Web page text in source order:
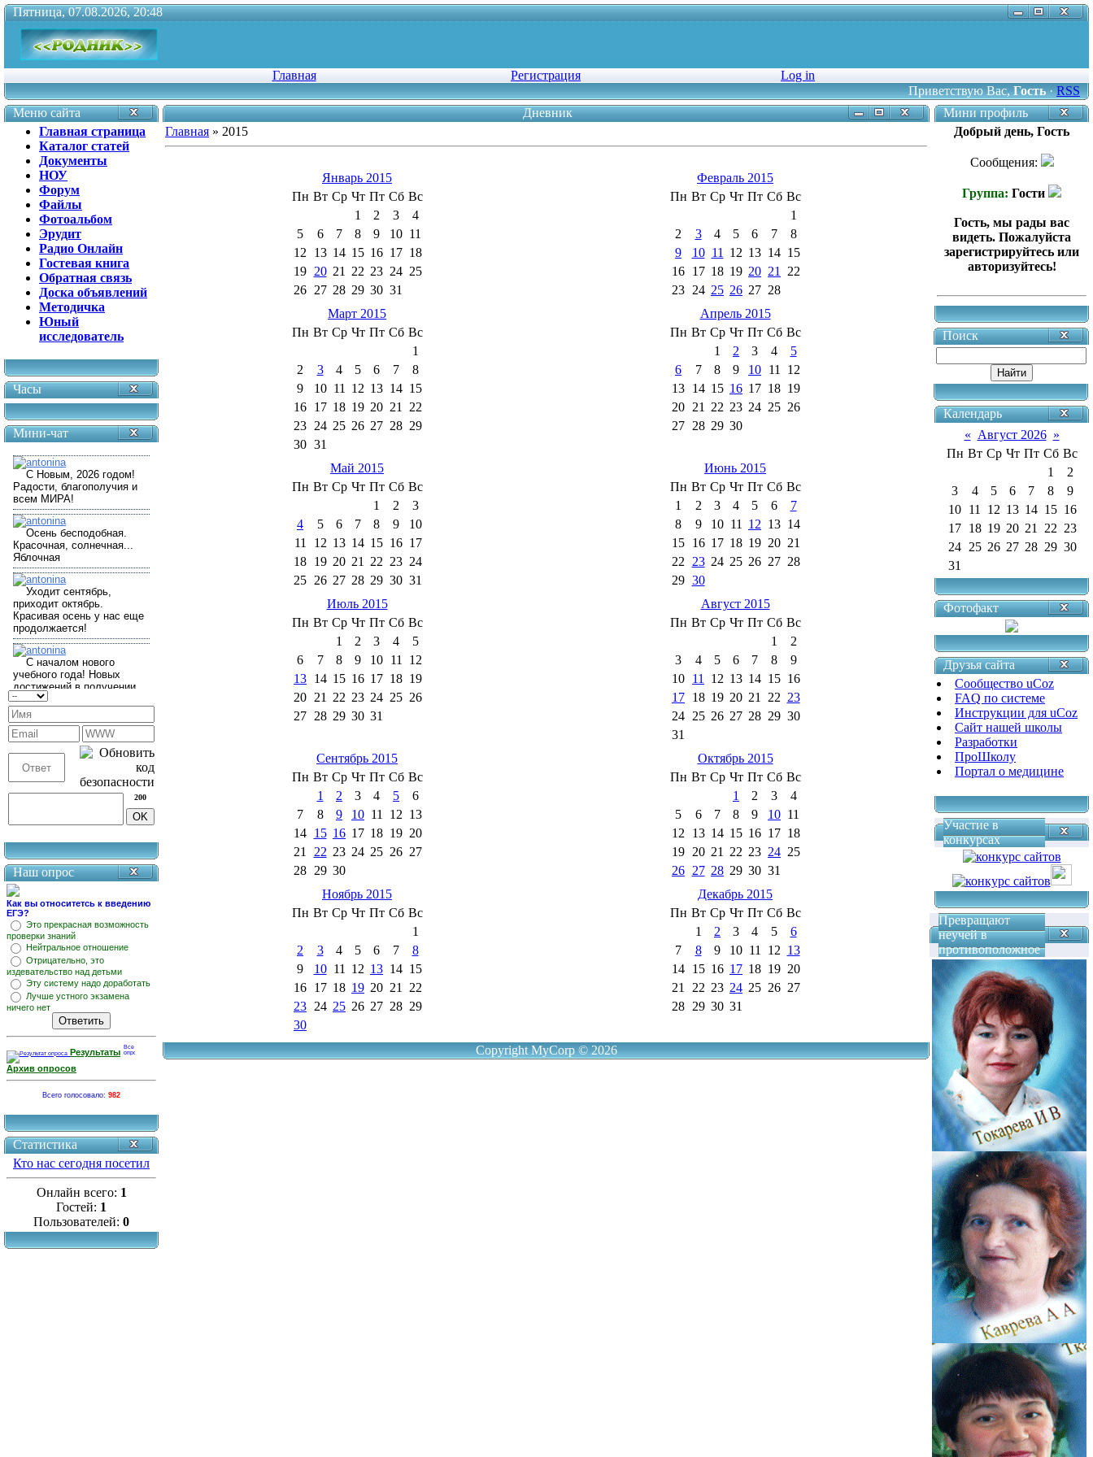
Пятница, 07.08.2026, 20:48
Главная Регистрация
Log in
Приветствую Вас,Гость·RSS
Меню сайта
Главная страница
Каталог статей
Документы
НОУ
Форум
Файлы
Фотоальбом
Эрудит
Радио Онлайн
Гостевая книга
Обратная связь
Доска объявлений
Методичка
Юный
исследователь
Часы
Мини-чат
200
Наш опрос
Как вы относитетсь к введению
ЕГЭ?
Это прекрасная возможность
проверки знаний
Нейтральное отношение
Отрицательно, это
издевательство над детьми
Эту систему надо доработать
Лучше устного экзамена
ничего нет
Результаты
Архив опросов
Всего голосовало: 982
Статистика
Кто нас сегодня посетил
Онлайн всего: 1
Гостей: 1
Пользователей: 0
Дневник
Главная » 2015
Январь 2015
Пн Вт Ср Чт Пт Сб Вс
1
2 3
4
5
6 7 8 9 10 11
12
13 14 15 16 17 18
19 20 21 22 23 24 25
26 27 28 29 30 31
Февраль 2015
Пн Вт Ср Чт Пт Сб Вс
1
2
3 4 5 6 7
8
9
10 11 12 13 14 15
16 17 18 19 20 21
22
23 24 25 26 27 28
Март 2015
Пн Вт Ср Чт Пт Сб Вс
1
2
3 4 5 6 7
8
9
10 11 12 13 14 15
16 17 18 19 20 21
22
23 24 25 26 27 28 29
30 31
Апрель 2015
Пн Вт Ср Чт Пт Сб Вс
1
2 3 4
5
6
7 8 9 10 11
12
13 14 15 16 17 18 19
20 21 22 23 24 25 26
27 28 29 30
Май 2015
Пн Вт Ср Чт Пт Сб Вс
1
2
3
4
5 6 7 8 9
10
11
12 13 14 15 16 17
18 19 20 21 22 23 24
25 26 27 28 29 30 31
Июнь 2015
Пн Вт Ср Чт Пт Сб Вс
1
2 3 4 5 6
7
8
9 10 11 12 13 14
15 16 17 18 19 20 21
22
23 24 25 26 27 28
29 30
Июль 2015
Пн Вт Ср Чт Пт Сб Вс
1
2 3 4
5
6
7 8 9 10 11
12
13 14 15 16 17 18 19
20 21 22 23 24 25 26
27 28 29 30 31
Август 2015
Пн Вт Ср Чт Пт Сб Вс
1
2
3
4 5 6 7 8
9
10 11 12 13 14 15 16
17 18 19 20 21 22 23
24 25 26 27 28 29 30
31
Сентябрь 2015
Пн Вт Ср Чт Пт Сб Вс
1
2 3 4 5
6
7
8 9 10 11 12 13
14 15 16 17 18 19 20
21
22 23 24 25 26 27
28 29 30
Октябрь 2015
Пн Вт Ср Чт Пт Сб Вс
1
2 3
4
5
6 7 8 9 10 11
12
13 14 15 16 17 18
19 20 21 22 23 24 25
26 27 28 29 30 31
Ноябрь 2015
Пн Вт Ср Чт Пт Сб Вс
1
2
3 4 5 6 7
8
9
10 11 12 13 14 15
16 17 18 19 20 21
22
23 24 25 26 27 28 29
30
Декабрь 2015
Пн Вт Ср Чт Пт Сб Вс
1
2 3 4 5
6
7
8 9 10 11 12 13
14 15 16 17 18 19 20
21
22 23 24 25 26 27
28 29 30 31
Copyright MyCorp © 2026
Мини профиль
Добрый день, Гость
Сообщения:
Группа: Гости
Гость, мы рады вас
видеть. Пожалуйста
зарегистрируйтесь или
авторизуйтесь!
Поиск
Календарь
« Август 2026 »
Пн Вт Ср Чт Пт Сб Вс
1
2
3
4 5 6 7 8
9
10 11 12 13 14 15 16
17 18 19 20 21 22 23
24 25 26 27 28 29 30
31
Фотофакт
Друзья сайта
Сообщество uCoz
FAQ по системе
Инструкции для uCoz
Сайт нашей школы
Разработки
ПроШколу
Портал о медицине
Участие в
конкурсах
Превращают
неучей в
противоположное